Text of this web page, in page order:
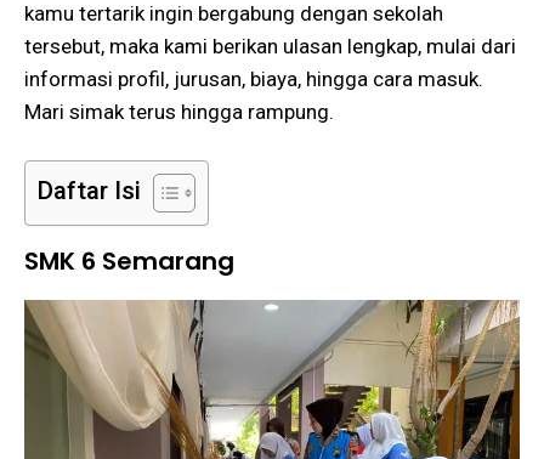
kamu tertarik ingin bergabung dengan sekolah
tersebut, maka kami berikan ulasan lengkap, mulai dari
informasi profil, jurusan, biaya, hingga cara masuk.
Mari simak terus hingga rampung.
Daftar Isi
SMK 6 Semarang